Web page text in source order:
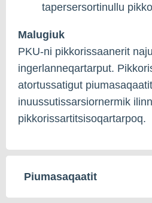
tapersersortinullu
Malugiuk
PKU-ni pikkorissaanerit
ingerlanneqartarput.
atortussatigut
inuussutissarsiornermik
pikkorissartitsisoqartarpoq.
Piumasaqaatit